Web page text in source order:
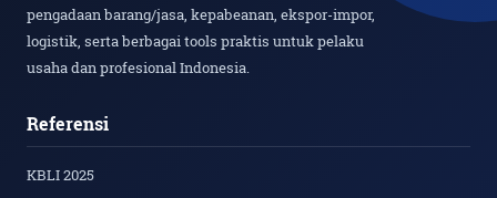
pengadaan barang/jasa, kepabeanan, ekspor-impor,
logistik, serta berbagai tools praktis untuk pelaku
usaha dan profesional Indonesia.
Referensi
KBLI 2025